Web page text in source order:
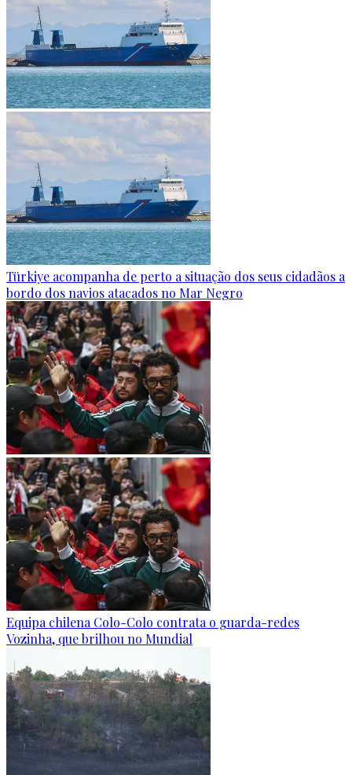
Türkiye acompanha de perto a situação dos seus cidadãos a
bordo dos navios atacados no Mar Negro
Equipa chilena Colo-Colo contrata o guarda-redes
Vozinha, que brilhou no Mundial